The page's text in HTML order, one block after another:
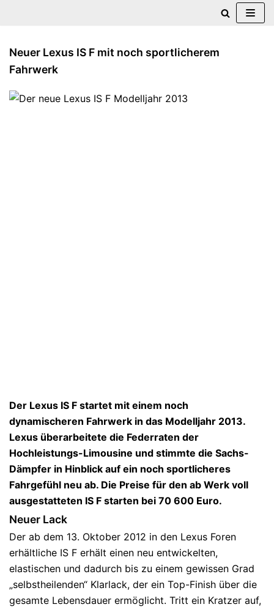
Inhalt
springen
Neuer Lexus IS F mit noch sportlicherem
Fahrwerk
Der Lexus IS F startet mit einem noch
dynamischeren Fahrwerk in das Modelljahr 2013.
Lexus überarbeitete die Federraten der
Hochleistungs-Limousine und stimmte die Sachs-
Dämpfer in Hinblick auf ein noch sportlicheres
Fahrgefühl neu ab. Die Preise für den ab Werk voll
ausgestatteten IS F starten bei 70 600 Euro.
Neuer Lack
Der ab dem 13. Oktober 2012 in den Lexus Foren
erhältliche IS F erhält einen neu entwickelten,
elastischen und dadurch bis zu einem gewissen Grad
„selbstheilenden“ Klarlack, der ein Top-Finish über die
gesamte Lebensdauer ermöglicht. Tritt ein Kratzer auf,